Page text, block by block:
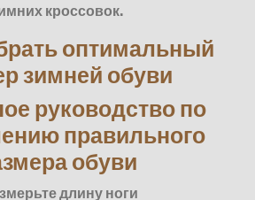
кроссовок.
оптимальный
зимней обуви
руководство по
правильного
обуви
длину ноги